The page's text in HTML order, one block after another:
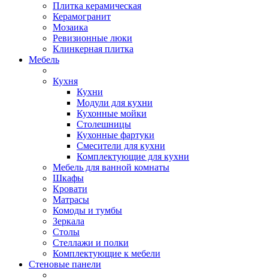
Плитка керамическая
Керамогранит
Мозаика
Ревизионные люки
Клинкерная плитка
Мебель
Кухня
Кухни
Модули для кухни
Кухонные мойки
Столешницы
Кухонные фартуки
Смесители для кухни
Комплектующие для кухни
Мебель для ванной комнаты
Шкафы
Кровати
Матрасы
Комоды и тумбы
Зеркала
Столы
Стеллажи и полки
Комплектующие к мебели
Стеновые панели